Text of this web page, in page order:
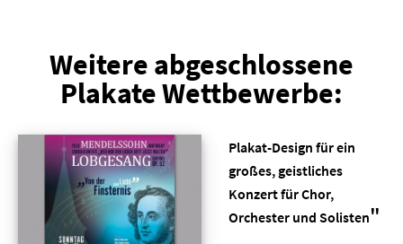
Weitere abgeschlossene
Plakate Wettbewerbe:
Plakat-Design für ein
großes, geistliches
Konzert für Chor,
Orchester und Solisten"